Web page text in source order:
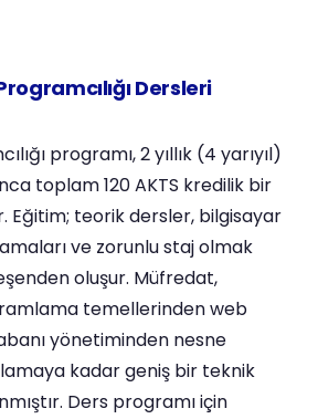
Dersleri
programı, 2 yıllık (4 yarıyıl)
toplam 120 AKTS kredilik bir
Eğitim; teorik dersler, bilgisayar
ve zorunlu staj olmak
oluşur. Müfredat,
temellerinden web
yönetiminden nesne
kadar geniş bir teknik
Ders programı için